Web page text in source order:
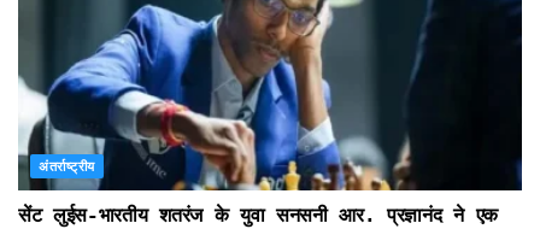
अंतर्राष्ट्रीय
सेंट लुईस-भारतीय शतरंज के युवा सनसनी आर. प्रज्ञानंद ने एक